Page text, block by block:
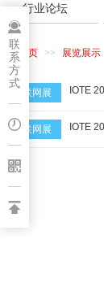
行业论坛
首页 展览展示
物联网展 IOTE
物联网展 IOTE
联
系
方
式